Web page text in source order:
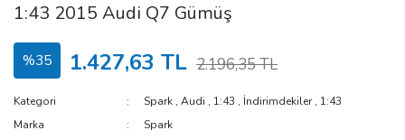
1:43 2015 Audi Q7 Gümüş
%35 1.427,63 TL 2.196,35 TL
Kategori Spark ,Audi , 1:43 , İndirimdekiler, 1:43
Marka
Spark